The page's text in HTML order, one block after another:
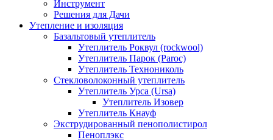
Инструмент
Решения для Дачи
Утепление и изоляция
Базальтовый утеплитель
Утеплитель Роквул (rockwool)
Утеплитель Парок (Paroc)
Утеплитель Технониколь
Стекловолоконный утеплитель
Утеплитель Урса (Ursa)
Утеплитель Изовер
Утеплитель Кнауф
Экструдированный пенополистирол
Пеноплэкс